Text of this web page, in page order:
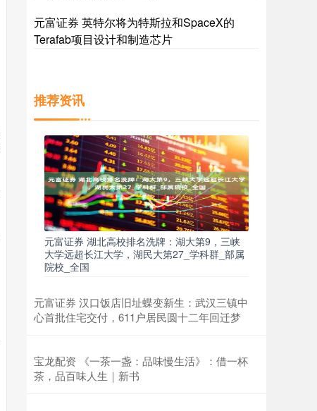
元富证券 英特尔将为特斯拉和SpaceX的
Terafab项目设计和制造芯片
推荐资讯
元富证券 湖北高校排名洗牌：湖大第9，三峡
大学远超长江大学，湖民大第27_学科群_部属
院校_全国
元富证券 汉口饭店旧址蝶变新生：武汉三镇中
心首批住宅交付，611户居民圆十二年回迁梦
宝龙配资 《一茶一盏：品味慢生活》：借一杯
茶，品百味人生｜新书